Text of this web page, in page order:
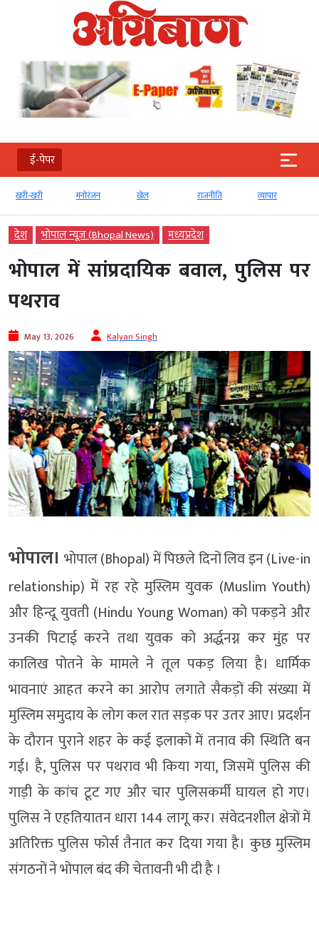
ई-पेपर
खरी-खरी मनोरंजन खेल राजनीति व्‍यापार
देश भोपाल न्यूज़ (Bhopal News) मध्‍यप्रदेश
भोपाल में सांप्रदायिक बवाल, पुलिस पर
पथराव
May 13, 2026 Kalyan Singh
भोपाल। भोपाल (Bhopal) में पिछले दिनों लिव इन (Live-in
relationship) में रह रहे मुस्लिम युवक (Muslim Youth)
और हिन्दू युवती (Hindu Young Woman) को पकड़ने और
उनकी पिटाई करने तथा युवक को अर्द्धनग्न कर मुंह पर
कालिख पोतने के मामले ने तूल पकड़ लिया है। धार्मिक
भावनाएं आहत करने का आरोप लगाते सैकड़ों की संख्या में
मुस्लिम समुदाय के लोग कल रात सड़क पर उतर आए। प्रदर्शन
के दौरान पुराने शहर के कई इलाकों में तनाव की स्थिति बन
गई। है, पुलिस पर पथराव भी किया गया, जिसमें पुलिस की
गाड़ी के कांच टूट गए और चार पुलिसकर्मी घायल हो गए।
पुलिस ने एहतियातन धारा 144 लागू कर। संवेदनशील क्षेत्रों में
अतिरिक्त पुलिस फोर्स तैनात कर दिया गया है। कुछ मुस्लिम
संगठनों ने भोपाल बंद की चेतावनी भी दी है ।